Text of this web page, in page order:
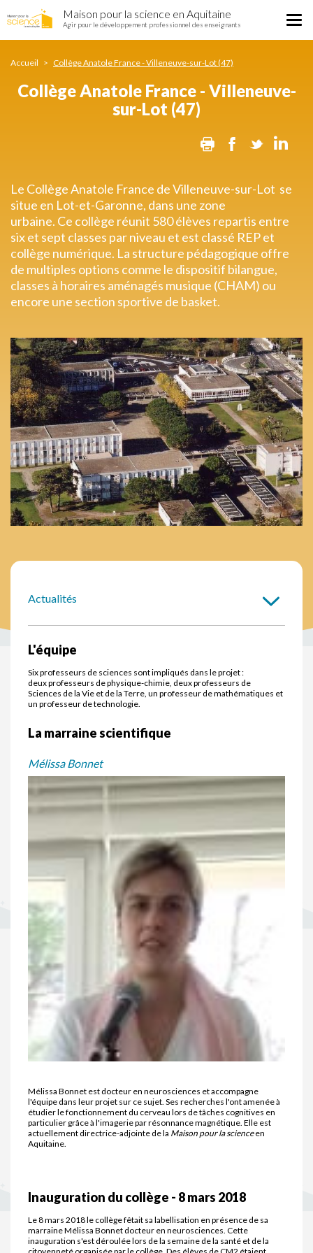
Anatole
Villeneuve-
au
Maison pour la science en Aquitaine
Agir pour le développement professionnel des enseignants
Accueil Collège Anatole France - Villeneuve-sur-Lot (47)
Collège Anatole France - Villeneuve-
sur-Lot (47)
Print Facebook
Twitter
Le Collège Anatole France de Villeneuve-sur-Lot se
situe en Lot-et-Garonne, dans une zone
urbaine. Ce collège réunit 580 élèves repartis entre
six et sept classes par niveau et est classé REP et
collège numérique. La structure pédagogique offre
de multiples options comme le dispositif bilangue,
classes à horaires aménagés musique (CHAM) ou
encore une section sportive de basket.
Actualités
L'équipe
Six professeurs de sciences sont impliqués dans le projet :
deux professeurs de physique-chimie, deux professeurs de
Sciences de la Vie et de la Terre, un professeur de mathématiques et
un professeur de technologie.
La marraine scientifique
Mélissa Bonnet
Mélissa Bonnet est docteur en neurosciences et accompagne
l'équipe dans leur projet sur ce sujet. Ses recherches l'ont amenée à
étudier le fonctionnement du cerveau lors de tâches cognitives en
particulier grâce à l'imagerie par résonnance magnétique. Elle est
actuellement directrice-adjointe de la Maison pour la scienceen
Aquitaine.
Inauguration du collège - 8 mars 2018
Le 8 mars 2018 le collège fêtait sa labellisation en présence de sa
marraine Mélissa Bonnet docteur en neurosciences. Cette
inauguration s'est déroulée lors de la semaine de la santé et de la